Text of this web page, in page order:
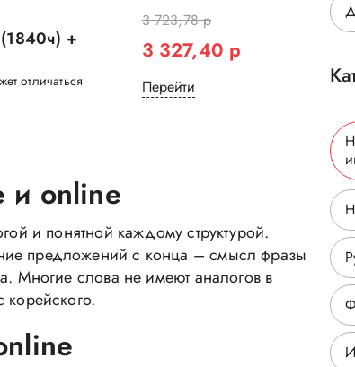
(1840ч) +
отличаться
3 723,78 р
3 327,40 р
Перейти
и online
и понятной каждому структурой.
предложений с конца – смысл фразы
Многие слова не имеют аналогов в
корейского.